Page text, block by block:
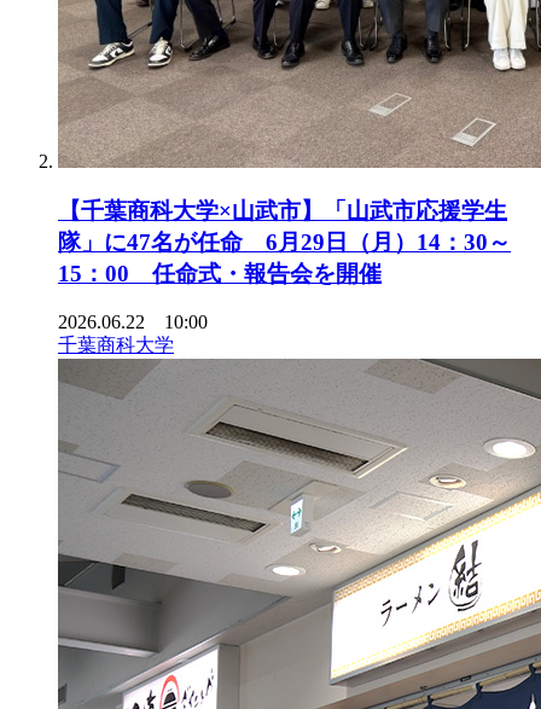
【千葉商科大学×山武市】「山武市応援学生
隊」に47名が任命 6月29日（月）14：30～
15：00 任命式・報告会を開催
2026.06.22 10:00
千葉商科大学